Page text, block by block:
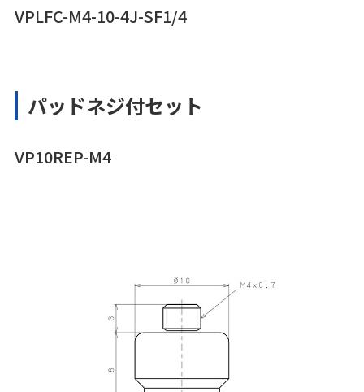
VPLFC-M4-10-4J-SF1/4
パッドネジ付セット
VP10REP-M4